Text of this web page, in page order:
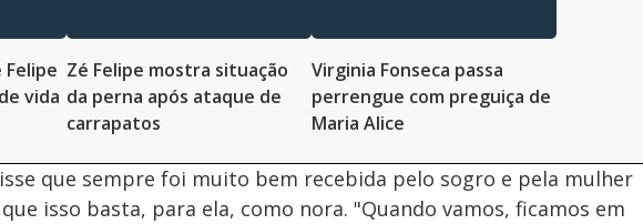
Felipe
vida
Zé Felipe mostra situação
da perna após ataque de
carrapatos
Virginia Fonseca passa
perrengue com preguiça de
Maria Alice
que sempre foi muito bem recebida pelo sogro e pela mulher
isso basta, para ela, como nora. "Quando vamos, ficamos em